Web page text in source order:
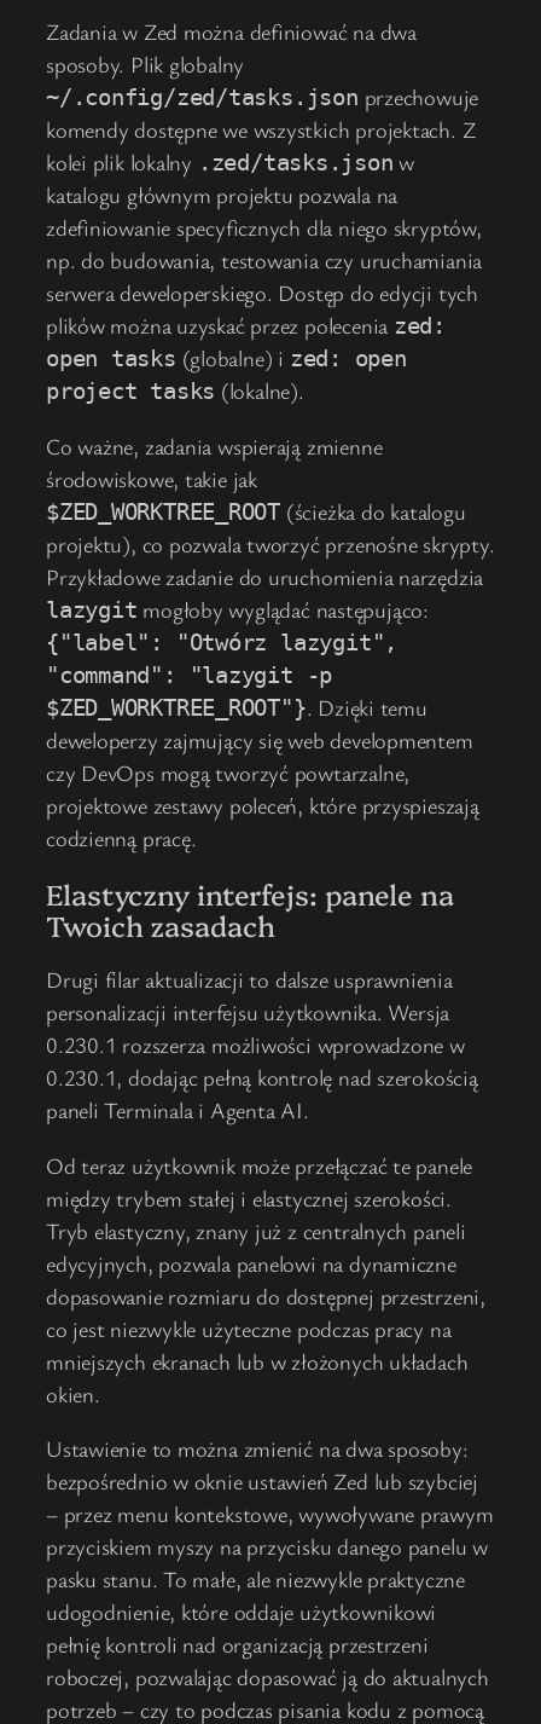
Zadania w Zed można definiować na dwa
sposoby. Plik globalny
~/.config/zed/tasks.json przechowuje
komendy dostępne we wszystkich projektach. Z
kolei plik lokalny .zed/tasks.json w
katalogu głównym projektu pozwala na
zdefiniowanie specyficznych dla niego skryptów,
np. do budowania, testowania czy uruchamiania
serwera deweloperskiego. Dostęp do edycji tych
plików można uzyskać przez polecenia zed:
open tasks (globalne) i zed: open
project tasks (lokalne).
Co ważne, zadania wspierają zmienne
środowiskowe, takie jak
$ZED_WORKTREE_ROOT (ścieżka do katalogu
projektu), co pozwala tworzyć przenośne skrypty.
Przykładowe zadanie do uruchomienia narzędzia
lazygit mogłoby wyglądać następująco:
{"label": "Otwórz lazygit",
"command": "lazygit -p
$ZED_WORKTREE_ROOT"}. Dzięki temu
deweloperzy zajmujący się web developmentem
czy DevOps mogą tworzyć powtarzalne,
projektowe zestawy poleceń, które przyspieszają
codzienną pracę.
Elastyczny interfejs: panele na
Twoich zasadach
Drugi filar aktualizacji to dalsze usprawnienia
personalizacji interfejsu użytkownika. Wersja
0.230.1 rozszerza możliwości wprowadzone w
0.230.1, dodając pełną kontrolę nad szerokością
paneli Terminala i Agenta AI.
Od teraz użytkownik może przełączać te panele
między trybem stałej i elastycznej szerokości.
Tryb elastyczny, znany już z centralnych paneli
edycyjnych, pozwala panelowi na dynamiczne
dopasowanie rozmiaru do dostępnej przestrzeni,
co jest niezwykle użyteczne podczas pracy na
mniejszych ekranach lub w złożonych układach
okien.
Ustawienie to można zmienić na dwa sposoby:
bezpośrednio w oknie ustawień Zed lub szybciej
– przez menu kontekstowe, wywoływane prawym
przyciskiem myszy na przycisku danego panelu w
pasku stanu. To małe, ale niezwykle praktyczne
udogodnienie, które oddaje użytkownikowi
pełnię kontroli nad organizacją przestrzeni
roboczej, pozwalając dopasować ją do aktualnych
potrzeb – czy to podczas pisania kodu z pomocą